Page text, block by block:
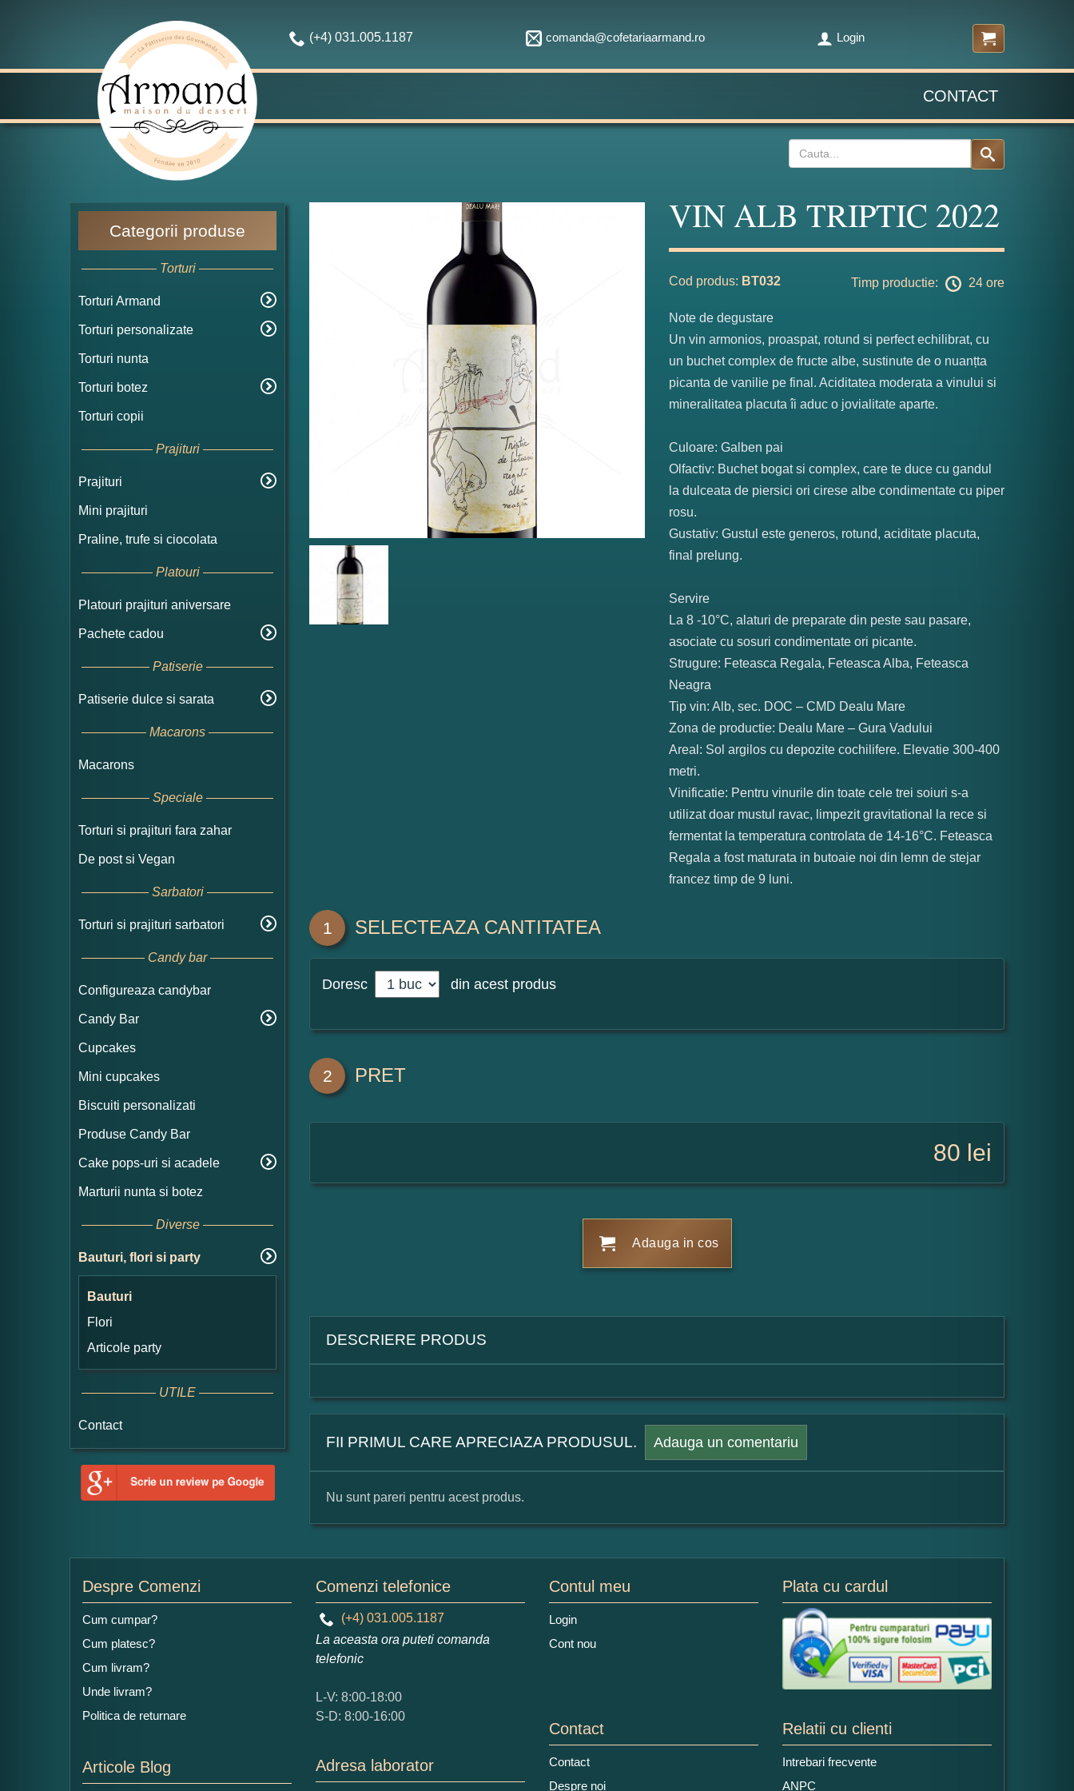
(+4) 031.005.1187 comanda@cofetariaarmand.ro Login
CONTACT
Categorii produse
Torturi
Torturi Armand
Torturi personalizate
Torturi nunta
Torturi botez
Torturi copii
Prajituri
Prajituri
Mini prajituri
Praline, trufe si ciocolata
Platouri
Platouri prajituri aniversare
Pachete cadou
Patiserie
Patiserie dulce si sarata
Macarons
Macarons
Speciale
Torturi si prajituri fara zahar
De post si Vegan
Sarbatori
Torturi si prajituri sarbatori
Candy bar
Configureaza candybar
Candy Bar
Cupcakes
Mini cupcakes
Biscuiti personalizati
Produse Candy Bar
Cake pops-uri si acadele
Marturii nunta si botez
Diverse
Bauturi, flori si party
Bauturi
Flori
Articole party
UTILE
Contact
VIN ALB TRIPTIC 2022
Cod produs: BT032 Timp productie: 24 ore
Note de degustare
Un vin armonios, proaspat, rotund si perfect echilibrat, cu
un buchet complex de fructe albe, sustinute de o nuanțta
picanta de vanilie pe final. Aciditatea moderata a vinului si
mineralitatea placuta îi aduc o jovialitate aparte.
Culoare: Galben pai
Olfactiv: Buchet bogat si complex, care te duce cu gandul
la dulceata de piersici ori cirese albe condimentate cu piper
rosu.
Gustativ: Gustul este generos, rotund, aciditate placuta,
final prelung.
Servire
La 8 -10°C, alaturi de preparate din peste sau pasare,
asociate cu sosuri condimentate ori picante.
Strugure: Feteasca Regala, Feteasca Alba, Feteasca
Neagra
Tip vin: Alb, sec. DOC – CMD Dealu Mare
Zona de productie: Dealu Mare – Gura Vadului
Areal: Sol argilos cu depozite cochilifere. Elevatie 300-400
metri.
Vinificatie: Pentru vinurile din toate cele trei soiuri s-a
utilizat doar mustul ravac, limpezit gravitational la rece si
fermentat la temperatura controlata de 14-16°C. Feteasca
Regala a fost maturata in butoaie noi din lemn de stejar
francez timp de 9 luni.
1 SELECTEAZA CANTITATEA
Doresc din acest produs
2 PRET
80 lei
Adauga in cos
DESCRIERE PRODUS
FII PRIMUL CARE APRECIAZA PRODUSUL. Adauga un comentariu
Numele dumneavoastra:
Adaugati o parere despre acest produs:
Ce nota acordati acestui produs?
Nu sunt pareri pentru acest produs.
Despre Comenzi
Cum cumpar?
Cum platesc?
Cum livram?
Unde livram?
Politica de returnare
Articole Blog
Comenzi telefonice
(+4) 031.005.1187
La aceasta ora puteti comanda
telefonic
L-V: 8:00-18:00
S-D: 8:00-16:00
Adresa laborator
Contul meu
Login
Cont nou
Plata cu cardul
Contact
Contact
Despre noi
Relatii cu clienti
Intrebari frecvente
ANPC